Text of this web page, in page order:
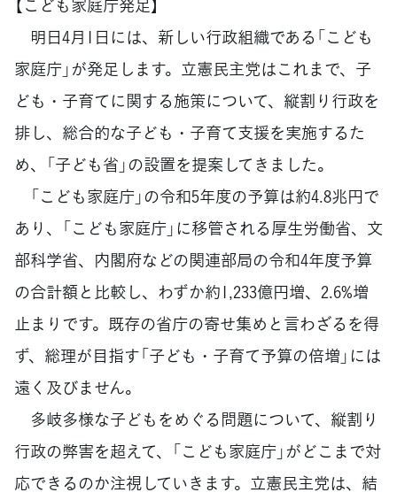
【こども家庭庁発足】
明日4月1日には、新しい行政組織である「こども
家庭庁」が発足します。立憲民主党はこれまで、子
ども・子育てに関する施策について、縦割り行政を
排し、総合的な子ども・子育て支援を実施するた
め、「子ども省」の設置を提案してきました。
「こども家庭庁」の令和5年度の予算は約4.8兆円で
あり、「こども家庭庁」に移管される厚生労働省、文
部科学省、内閣府などの関連部局の令和4年度予算
の合計額と比較し、わずか約1,233億円増、2.6%増
止まりです。既存の省庁の寄せ集めと言わざるを得
ず、総理が目指す「子ども・子育て予算の倍増」には
遠く及びません。
多岐多様な子どもをめぐる問題について、縦割り
行政の弊害を超えて、「こども家庭庁」がどこまで対
応できるのか注視していきます。立憲民主党は、結